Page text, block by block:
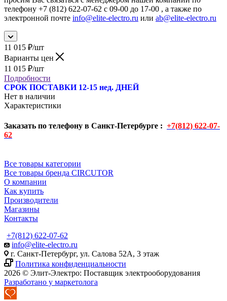
телефону +7 (812) 622-07-62 с 09-00 до 17-00 , а также по
электронной почте info@elite-electro.ru или ab@elite-electro.ru
11 015 ₽/шт
Варианты цен
11 015 ₽/шт
Подробности
СРОК ПОСТАВКИ 12-15 нед. ДНЕЙ
Нет в наличии
Характеристики
Заказать по телефону в Санкт-Петербурге : +7(812) 622-07-
62
Все товары категории
Все товары бренда CIRCUTOR
О компании
Как купить
Производители
Магазины
Контакты
+7(812) 622-07-62
info@elite-electro.ru
г. Санкт-Петербург, ул. Салова 52А, 3 этаж
Политика конфиденциальности
2026 © Элит-Электро: Поставщик электрооборудования
Разработано у маркетолога